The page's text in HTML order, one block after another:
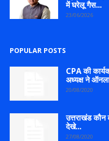
में घरेलू गैस...
23/06/2026
POPULAR POSTS
CPA की
अध्यक्ष ने
20/08/2020
उत्तराखंड
देखे...
27/08/2020